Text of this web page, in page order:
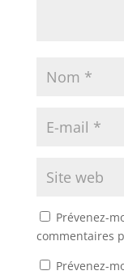
Prévenez-
commentaires
Prévenez-